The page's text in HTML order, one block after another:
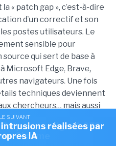
SUIVANT
pour corriger 1 072
Chrome
« patch gap », c’est-à-dire
d’un correctif et son
postes utilisateurs. Le
sensible pour
qui sert de base à
Microsoft Edge, Brave,
navigateurs. Une fois
techniques deviennent
chercheurs… mais aussi
SUIVANT
réalisées par
IA